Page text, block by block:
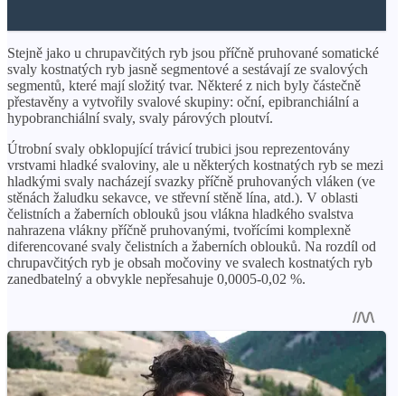
Stejně jako u chrupavčitých ryb jsou příčně pruhované somatické
svaly kostnatých ryb jasně segmentové a sestávají ze svalových
segmentů, které mají složitý tvar. Některé z nich byly částečně
přestavěny a vytvořily svalové skupiny: oční, epibranchiální a
hypobranchiální svaly, svaly párových ploutví.
Útrobní svaly obklopující trávicí trubici jsou reprezentovány
vrstvami hladké svaloviny, ale u některých kostnatých ryb se mezi
hladkými svaly nacházejí svazky příčně pruhovaných vláken (ve
stěnách žaludku sekavce, ve střevní stěně lína, atd.). V oblasti
čelistních a žaberních oblouků jsou vlákna hladkého svalstva
nahrazena vlákny příčně pruhovanými, tvořícími komplexně
diferencované svaly čelistních a žaberních oblouků. Na rozdíl od
chrupavčitých ryb je obsah močoviny ve svalech kostnatých ryb
zanedbatelný a obvykle nepřesahuje 0,0005-0,02 %.